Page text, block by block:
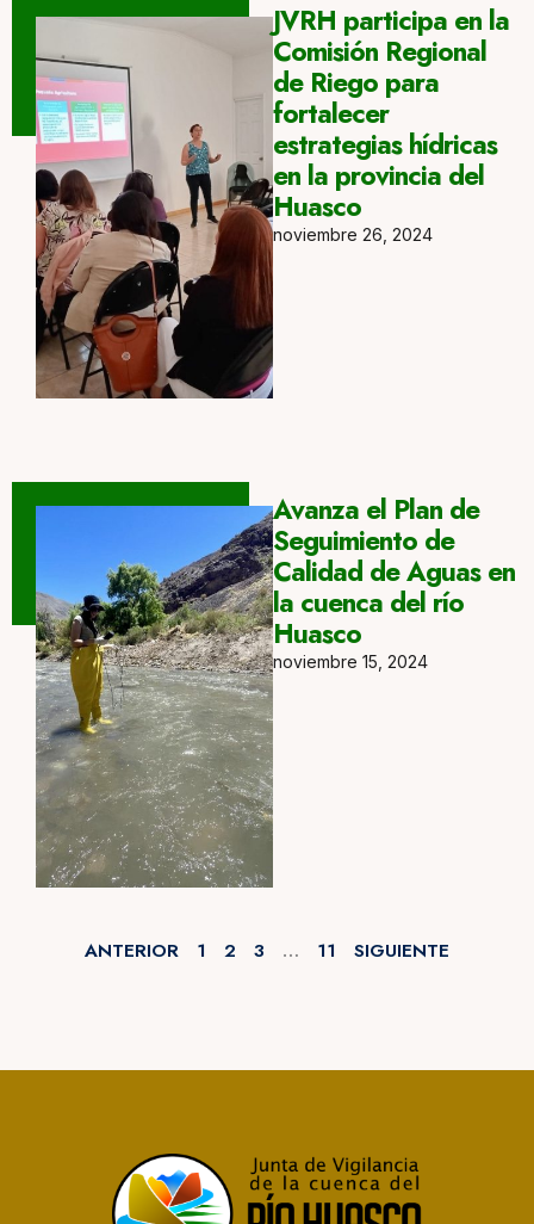
JVRH participa en la
Comisión Regional
de Riego para
fortalecer
estrategias hídricas
en la provincia del
Huasco
noviembre 26, 2024
Avanza el Plan de
Seguimiento de
Calidad de Aguas en
la cuenca del río
Huasco
noviembre 15, 2024
ANTERIOR 1 2 3 … 11 SIGUIENTE